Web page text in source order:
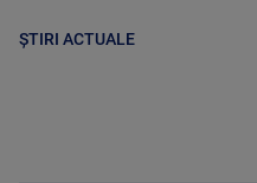
ȘTIRI ACTUALE